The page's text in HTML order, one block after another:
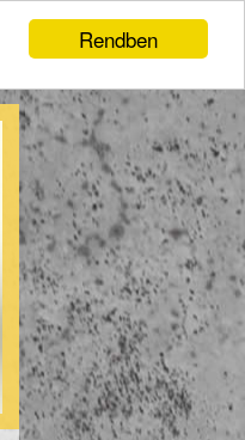
Rendben